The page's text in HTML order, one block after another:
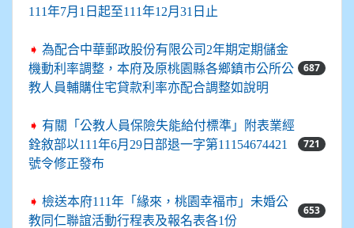
111年7月1日起至111年12月31日止
➧ 為配合中華郵政股份有限公司2年期定期儲金
機動利率調整，本府及原桃園縣各鄉鎮市公所公
教人員輔購住宅貸款利率亦配合調整如說明
687
➧ 有關「公教人員保險失能給付標準」附表業經
銓敘部以111年6月29日部退一字第11154674421
號令修正發布
721
➧ 檢送本府111年「緣來，桃園幸福市」未婚公
教同仁聯誼活動行程表及報名表各1份
653